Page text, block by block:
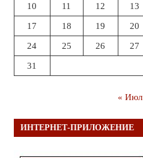
10 11 12 13
17 18 19 20
24 25 26 27
31
« Июл
ИНТЕРНЕТ-ПРИЛОЖЕНИЕ